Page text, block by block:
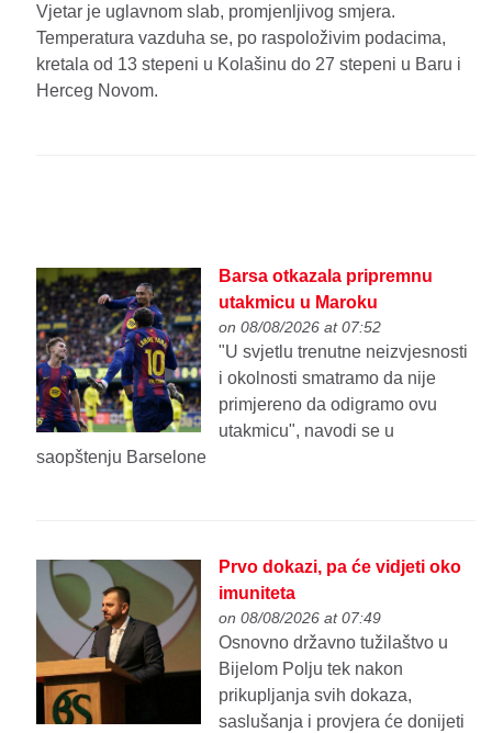
Vjetar je uglavnom slab, promjenljivog smjera.
Temperatura vazduha se, po raspoloživim podacima,
kretala od 13 stepeni u Kolašinu do 27 stepeni u Baru i
Herceg Novom.
Barsa otkazala pripremnu
utakmicu u Maroku
on 08/08/2026 at 07:52
"U svjetlu trenutne neizvjesnosti
i okolnosti smatramo da nije
primjereno da odigramo ovu
utakmicu", navodi se u
saopštenju Barselone
Prvo dokazi, pa će vidjeti oko
imuniteta
on 08/08/2026 at 07:49
Osnovno državno tužilaštvo u
Bijelom Polju tek nakon
prikupljanja svih dokaza,
saslušanja i provjera će donijeti